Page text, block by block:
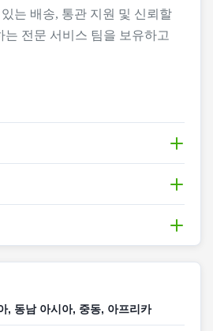
는 배송, 통관 지원 및 신뢰할
는 전문 서비스 팀을 보유하고
, 앙골라, 케냐, 남아프리카 공화
더 많은 국가에 알루미늄 프로
금 장치, 슬라이딩 롤러, 마찰 스
도어 클로저, 플로어 스프링, 실
션을 제공하는 전문가가 될 것
서비스와 효율적인 통신을 위해
, 동남 아시아, 중동, 아프리카